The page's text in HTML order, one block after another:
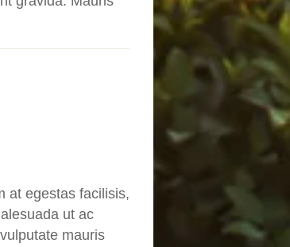
at egestas facilisis,
ut ac
mauris